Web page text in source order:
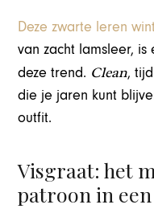
Deze zwarte leren
van zacht lamsleer,
deze trend. Clean,
die je jaren kunt
outfit.
Visgraat: het
patroon in